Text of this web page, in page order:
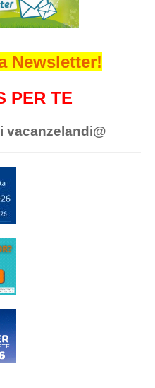
Newsletter!
PER TE
vacanzelandi@